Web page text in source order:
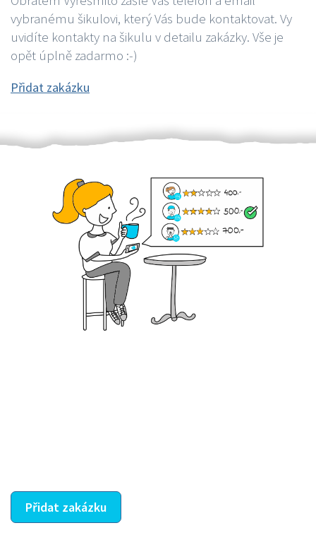
vybranému šikulovi, který Vás bude kontaktovat. Vy
uvidíte kontakty na šikulu v detailu zakázky. Vše je
opět úplně zadarmo :-)
Přidat zakázku
Přidat zakázku